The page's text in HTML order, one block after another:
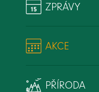
ZPRÁVY
AKCE
PŘÍRODA